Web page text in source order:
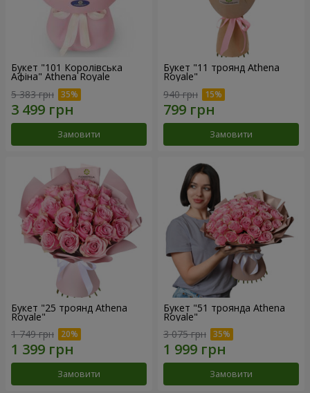
Букет "101 Королівська
Афіна" Athena Royale
5 383 грн
Замовити
Букет "11 троянд Athena
Royale"
940 грн
Замовити
Букет "25 троянд Athena
Royale"
1 749 грн
Замовити
Букет "51 троянда Athena
Royale"
3 075 грн
Замовити